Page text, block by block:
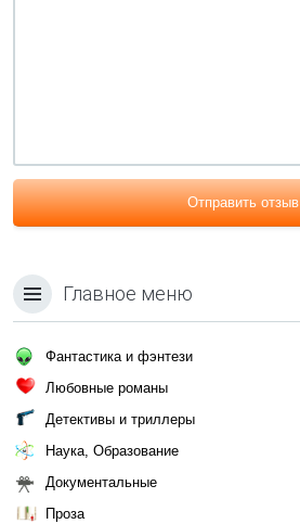
Отправить отзыв
Главное меню
Фантастика и фэнтези
Любовные романы
Детективы и триллеры
Наука, Образование
Документальные
Проза